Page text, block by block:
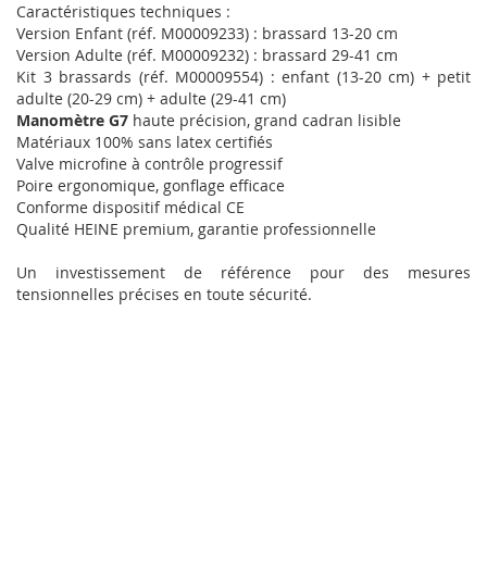
Caractéristiques techniques :
Version Enfant (réf. M00009233) : brassard 13-20 cm
Version Adulte (réf. M00009232) : brassard 29-41 cm
Kit 3 brassards (réf. M00009554) : enfant (13-20 cm) + petit
adulte (20-29 cm) + adulte (29-41 cm)
Manomètre G7 haute précision, grand cadran lisible
Matériaux 100% sans latex certifiés
Valve microfine à contrôle progressif
Poire ergonomique, gonflage efficace
Conforme dispositif médical CE
Qualité HEINE premium, garantie professionnelle
Un investissement de référence pour des mesures
tensionnelles précises en toute sécurité.